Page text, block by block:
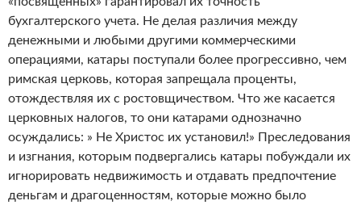
бухгалтерского учета. Не делая различия между
денежными и любыми другими коммерческими
операциями, катары поступали более прогрессивно, чем
римская церковь, которая запрещала проценты,
отождествляя их с ростовщичеством. Что же касается
церковных налогов, то они катарами однозначно
осуждались: » Не Христос их установил!» Преследования
и изгнания, которым подвергались катары побуждали их
игнорировать недвижимость и отдавать предпочтение
деньгам и драгоценностям, которые можно было